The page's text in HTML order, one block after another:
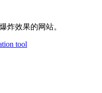
炸效果的网站。
tool